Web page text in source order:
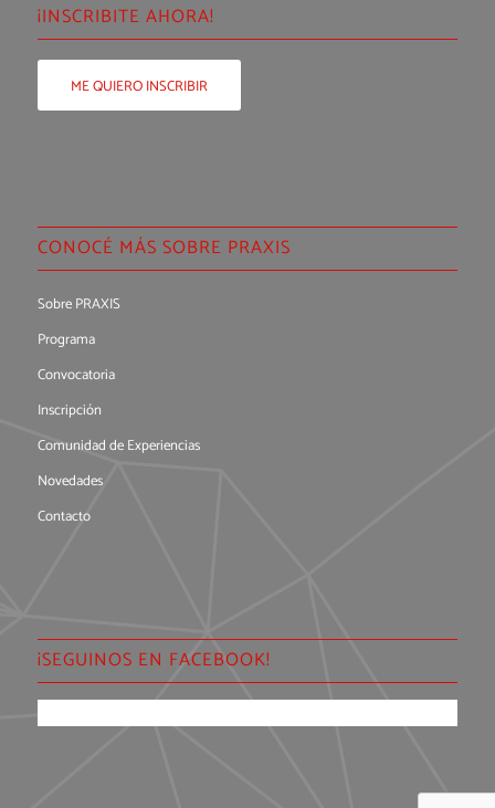
¡INSCRIBITE AHORA!
ME QUIERO INSCRIBIR
CONOCÉ MÁS SOBRE PRAXIS
Sobre PRAXIS
Programa
Convocatoria
Inscripción
Comunidad de Experiencias
Novedades
Contacto
¡SEGUINOS EN FACEBOOK!